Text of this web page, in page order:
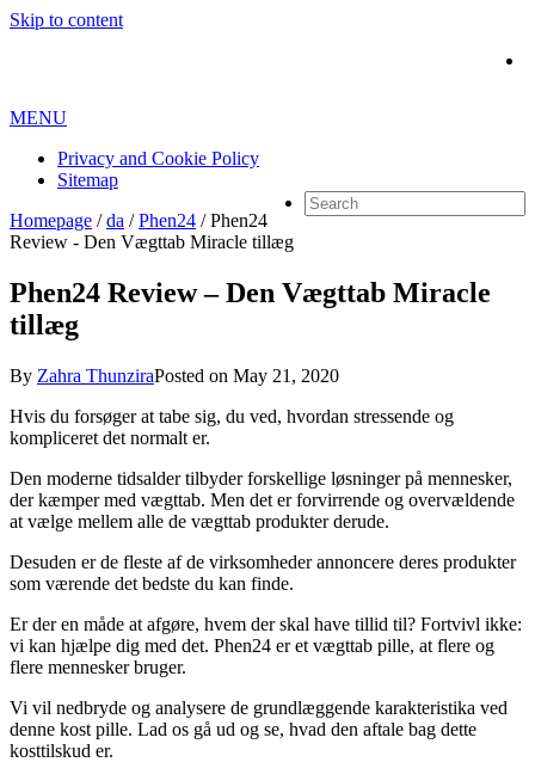
Skip to content
MENU
Privacy and Cookie Policy
Sitemap
Homepage / da / Phen24 / Phen24
Review - Den Vægttab Miracle tillæg
Phen24 Review – Den Vægttab Miracle
tillæg
By Zahra ThunziraPosted on May 21, 2020
Hvis du forsøger at tabe sig, du ved, hvordan stressende og
kompliceret det normalt er.
Den moderne tidsalder tilbyder forskellige løsninger på mennesker,
der kæmper med vægttab. Men det er forvirrende og overvældende
at vælge mellem alle de vægttab produkter derude.
Desuden er de fleste af de virksomheder annoncere deres produkter
som værende det bedste du kan finde.
Er der en måde at afgøre, hvem der skal have tillid til? Fortvivl ikke:
vi kan hjælpe dig med det. Phen24 er et vægttab pille, at flere og
flere mennesker bruger.
Vi vil nedbryde og analysere de grundlæggende karakteristika ved
denne kost pille. Lad os gå ud og se, hvad den aftale bag dette
kosttilskud er.